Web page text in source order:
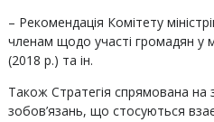
– Рекомендація Комітету
членам щодо участі громадян у
(2018 р.) та ін.
Також Стратегія спрямована на
зобов’язань, що стосуються